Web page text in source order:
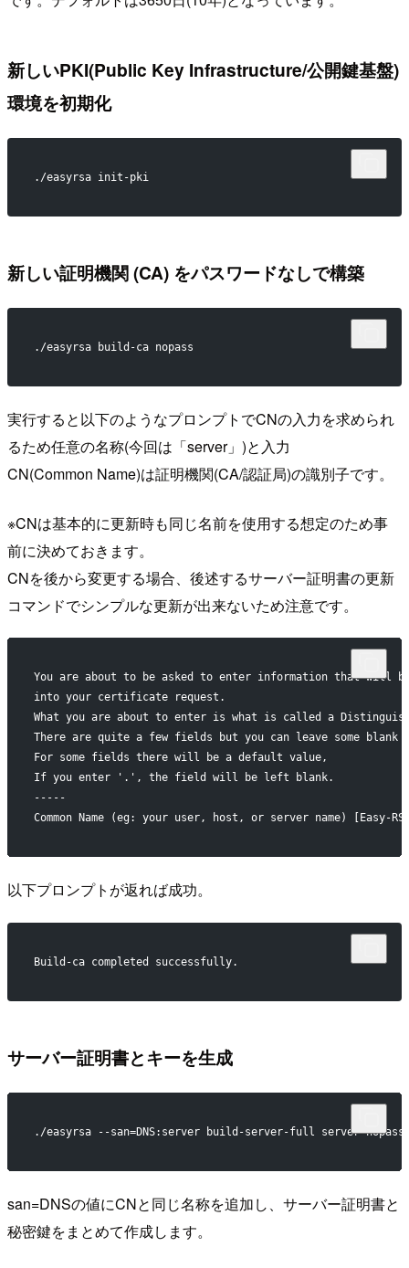
新しいPKI(Public Key Infrastructure/公開鍵基盤)
環境を初期化
./easyrsa init-pki
新しい証明機関 (CA) をパスワードなしで構築
./easyrsa build-ca nopass
実行すると以下のようなプロンプトでCNの入力を求められ
るため任意の名称(今回は「server」)と入力
CN(Common Name)は証明機関(CA/認証局)の識別子です。
※CNは基本的に更新時も同じ名前を使用する想定のため事
前に決めておきます。
CNを後から変更する場合、後述するサーバー証明書の更新
コマンドでシンプルな更新が出来ないため注意です。
You are about to be asked to enter information that will
into your certificate request.
What you are about to enter is what is called a
There are quite a few fields but you can leave some blank
For some fields there will be a default value,
If you enter '.', the field will be left blank.
-----
Common Name (eg: your user, host, or server name) [Easy-RSA
以下プロンプトが返れば成功。
Build-ca completed successfully.
サーバー証明書とキーを生成
./easyrsa --san=DNS:server build-server-full server nopass
san=DNSの値にCNと同じ名称を追加し、サーバー証明書と
秘密鍵をまとめて作成します。